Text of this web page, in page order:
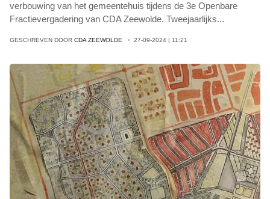
verbouwing van het gemeentehuis tijdens de 3e Openbare
Fractievergadering van CDA Zeewolde. Tweejaarlijks...
GESCHREVEN DOOR CDA ZEEWOLDE 27-09-2024 | 11:21